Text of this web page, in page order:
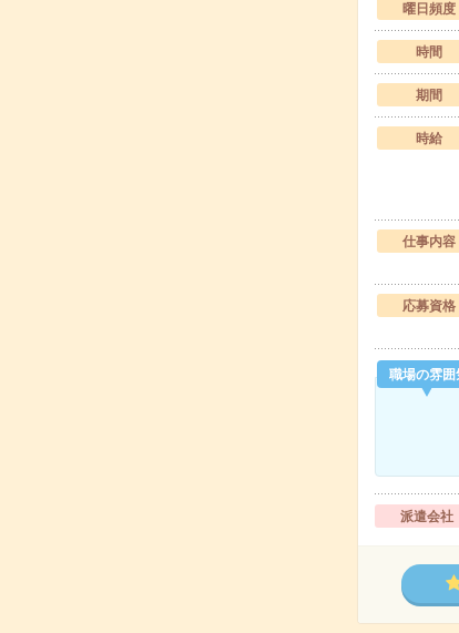
曜日頻度
時間
期間
時給
仕事内容
応募資格
職場の雰囲
派遣会社